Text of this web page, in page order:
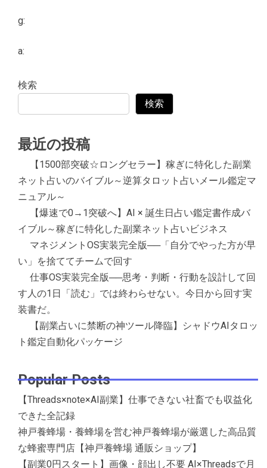
g:
a:
検索
検索
最近の投稿
【1500部突破☆ロングセラー】稼ぎに特化した副業
ネット占いのバイブル～逆算タロット占いメール鑑定マ
ニュアル～
【爆速で0→1突破へ】AI × 誕生日占い鑑定書作成バ
イブル～稼ぎに特化した副業ネット占いビジネス
マネジメントOS実装完全版──「自分でやった方が早
い」を捨ててチームで回す
仕事OS実装完全版──思考・判断・行動を設計して回
す人の1日「読む」では終わらせない。今日から回す実
装書だ。
【副業占いに禁断の神ツール降臨】シャドウAIタロッ
ト鑑定自動化パッケージ
Popular Posts
【Threads×note×AI副業】仕事できない社畜でも収益化
できた全記録
神戸養蜂場・養蜂場を営む神戸養蜂場が厳選した高品質
な蜂蜜専門店【神戸養蜂場 通販ショップ】
【副業0円スタート】画像・顔出し不要 AI×Threadsで月